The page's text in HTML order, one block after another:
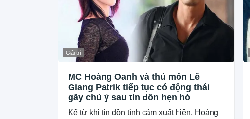
Giải trí
MC Hoàng Oanh và thủ môn Lê
Giang Patrik tiếp tục có động thái
gây chú ý sau tin đồn hẹn hò
Kể từ khi tin đồn tình cảm xuất hiện, Hoàng